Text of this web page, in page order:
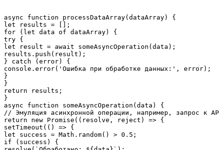
async function processDataArray(dataArray) {
let results = [];
for (let data of dataArray) {
try {
let result = await someAsyncOperation(data);
results.push(result);
} catch (error) {
console.error('Ошибка при обработке данных:', error);
}
}
return results;
}
async function someAsyncOperation(data) {
// Эмуляция асинхронной операции, например, запрос к
return new Promise((resolve, reject) => {
setTimeout(() => {
let success = Math.random() > 0.5;
if (success) {